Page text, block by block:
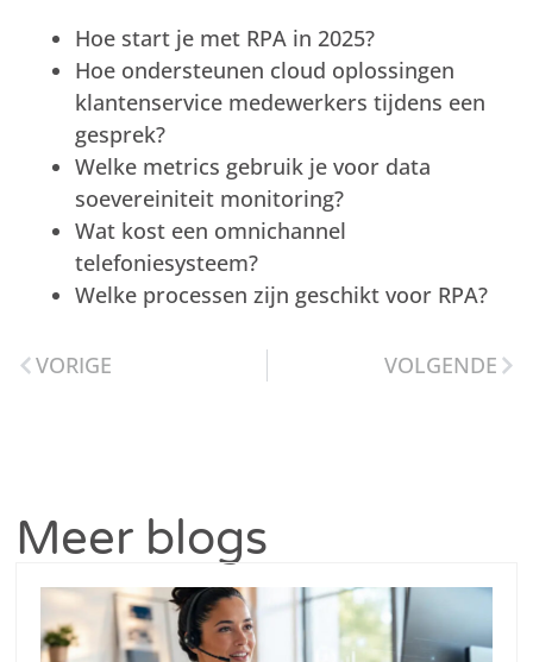
Hoe start je met RPA in 2025?
Hoe ondersteunen cloud oplossingen
klantenservice medewerkers tijdens een
gesprek?
Welke metrics gebruik je voor data
soevereiniteit monitoring?
Wat kost een omnichannel
telefoniesysteem?
Welke processen zijn geschikt voor RPA?
VORIGE VOLGENDE
Meer blogs